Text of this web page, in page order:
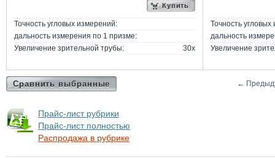
Купить
Точность угловых измерений:
дальность измерения по 1 призме:
Увеличение зрительной трубы:
30х
Точность
дальность
Увеличение
Сравнить выбранные ←
Прайс-лист рубрики
Прайс-лист полностью
Распродажа в рубрике